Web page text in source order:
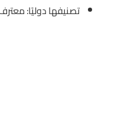
تصنيفها دوليًا: